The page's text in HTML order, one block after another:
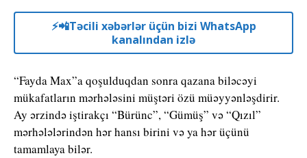
⚡️📲Təcili xəbərlər üçün bizi WhatsApp
kanalından izlə
“Fayda Max”a qoşulduqdan sonra qazana biləcəyi
mükafatların mərhələsini müştəri özü müəyyənləşdirir.
Ay ərzində iştirakçı “Bürünc”, “Gümüş” və “Qızıl”
mərhələlərindən hər hansı birini və ya hər üçünü
tamamlaya bilər.